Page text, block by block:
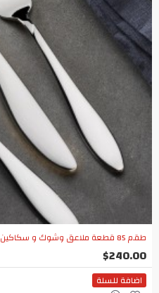
طقم 85 قطعة ملاعق وشوك و سكاكين لون معدني KTH-CKB89KPM6-MET
$240.00
اضافة للسلة